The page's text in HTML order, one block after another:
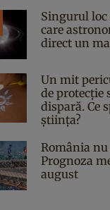
Singurul
care
direct un
Un mit
de protecție
dispară. Ce
știința?
România nu
Prognoza
august